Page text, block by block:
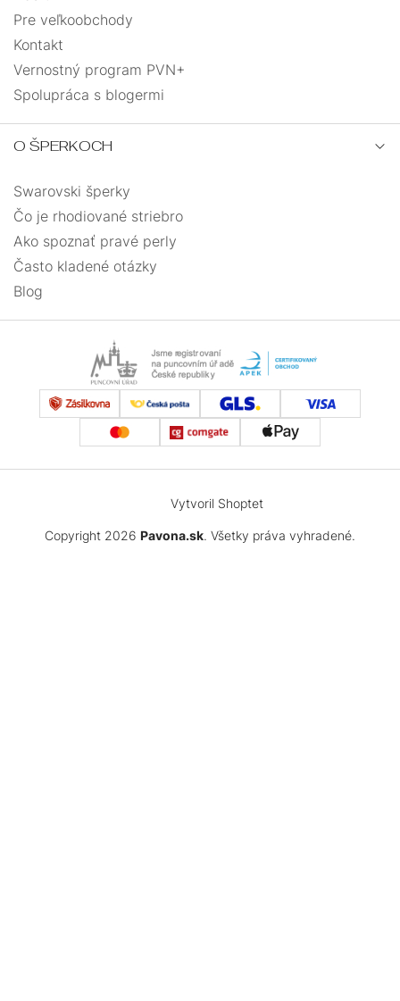
Pre veľkoobchody
Kontakt
Vernostný program PVN+
Spolupráca s blogermi
O ŠPERKOCH
Swarovski šperky
Čo je rhodiované striebro
Ako spoznať pravé perly
Často kladené otázky
Blog
Vytvoril Shoptet
Copyright 2026 Pavona.sk. Všetky práva vyhradené.